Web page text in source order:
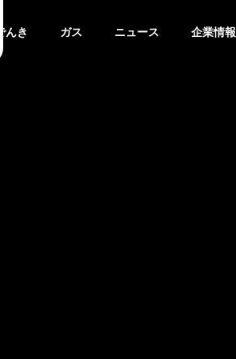
でんき ガス ニュース 企業情報